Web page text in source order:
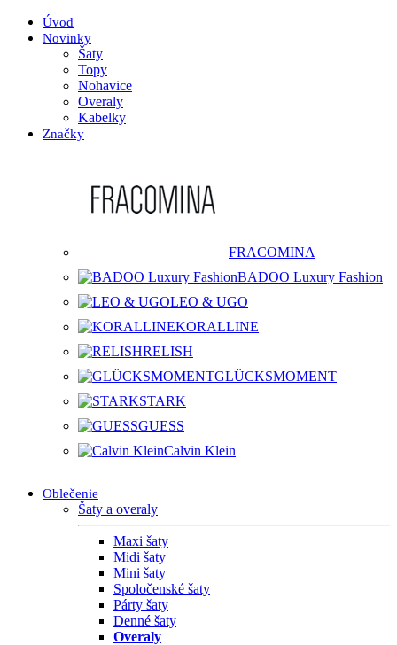
Úvod
Novinky
Šaty
Topy
Nohavice
Overaly
Kabelky
Značky
FRACOMINA
BADOO Luxury Fashion
LEO & UGO
KORALLINE
RELISH
GLÜCKSMOMENT
STARK
GUESS
Calvin Klein
Oblečenie
Šaty a overaly
Maxi šaty
Midi šaty
Mini šaty
Spoločenské šaty
Párty šaty
Denné šaty
Overaly